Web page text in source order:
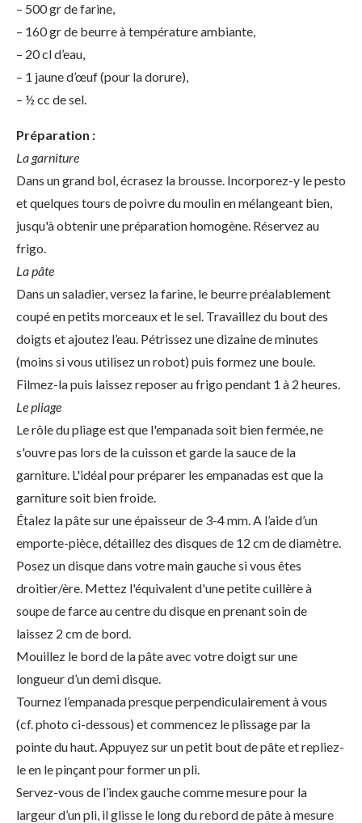
– 500 gr de farine,
– 160 gr de beurre à température ambiante,
– 20 cl d’eau,
– 1 jaune d’œuf (pour la dorure),
– ½ cc de sel.
Préparation :
La garniture
Dans un grand bol, écrasez la brousse. Incorporez-y le pesto
et quelques tours de poivre du moulin en mélangeant bien,
jusqu'à obtenir une préparation homogène. Réservez au
frigo.
La pâte
Dans un saladier, versez la farine, le beurre préalablement
coupé en petits morceaux et le sel. Travaillez du bout des
doigts et ajoutez l’eau. Pétrissez une dizaine de minutes
(moins si vous utilisez un robot) puis formez une boule.
Filmez-la puis laissez reposer au frigo pendant 1 à 2 heures.
Le pliage
Le rôle du pliage est que l'empanada soit bien fermée, ne
s'ouvre pas lors de la cuisson et garde la sauce de la
garniture. L'idéal pour préparer les empanadas est que la
garniture soit bien froide.
Étalez la pâte sur une épaisseur de 3-4 mm. A l’aide d’un
emporte-pièce, détaillez des disques de 12 cm de diamètre.
Posez un disque dans votre main gauche si vous êtes
droitier/ère. Mettez l'équivalent d'une petite cuillère à
soupe de farce au centre du disque en prenant soin de
laissez 2 cm de bord.
Mouillez le bord de la pâte avec votre doigt sur une
longueur d’un demi disque.
Tournez l’empanada presque perpendiculairement à vous
(cf. photo ci-dessous) et commencez le plissage par la
pointe du haut. Appuyez sur un petit bout de pâte et repliez-
le en le pinçant pour former un pli.
Servez-vous de l’index gauche comme mesure pour la
largeur d’un pli, il glisse le long du rebord de pâte à mesure